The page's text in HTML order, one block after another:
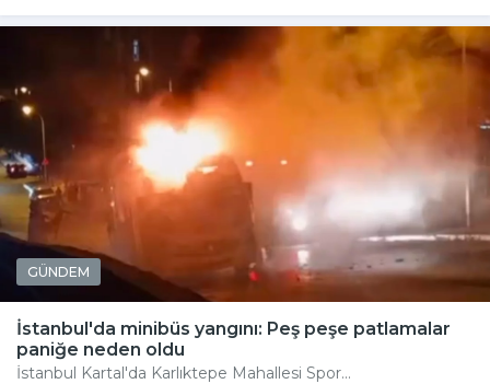
GÜNDEM
İstanbul'da minibüs yangını: Peş peşe patlamalar
paniğe neden oldu
İstanbul Kartal'da Karlıktepe Mahallesi Spor...